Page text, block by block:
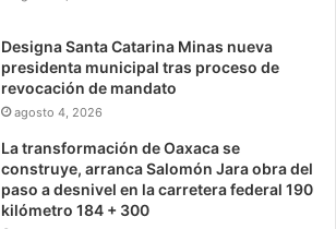
Designa Santa Catarina Minas nueva
presidenta municipal tras proceso de
revocación de mandato
agosto 4, 2026
La transformación de Oaxaca se
construye, arranca Salomón Jara obra del
paso a desnivel en la carretera federal 190
kilómetro 184 + 300